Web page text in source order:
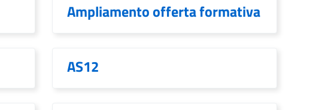
Ampliamento offerta formativa
AS12